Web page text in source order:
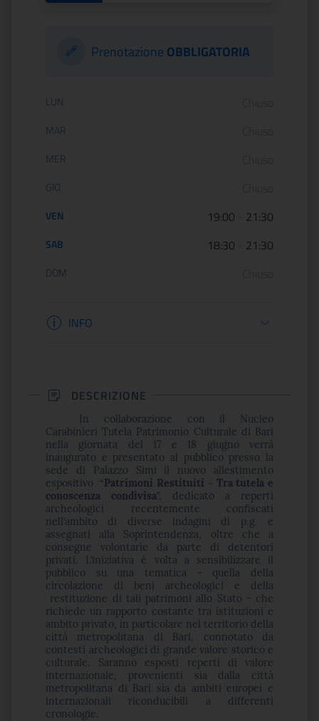
Prenotazione OBBLIGATORIA
Orario di apertura:
LUN
MAR
MER
GIO
VEN 19:00 21:30
SAB 18:30 21:30
DOM
Informazioni apertura
INFO
DESCRIZIONE
In collaborazione con il Nucleo
Carabinieri Tutela Patrimonio Culturale di Bari
nella giornata del 17 e 18 giugno verrà
inaugurato e presentato al pubblico presso la
sede di Palazzo Simi il nuovo allestimento
espositivo “Patrimoni Restituiti - Tra tutela e
conoscenza condivisa”, dedicato a reperti
archeologici recentemente confiscati
nell’ambito di diverse indagini di p.g. e
assegnati alla Soprintendenza, oltre che a
consegne volontarie da parte di detentori
privati. L’iniziativa è volta a sensibilizzare il
pubblico su una tematica - quella della
circolazione di beni archeologici e della
restituzione di tali patrimoni allo Stato - che
richiede un rapporto costante tra istituzioni e
ambito privato, in particolare nel territorio della
città metropolitana di Bari, connotato da
contesti archeologici di grande valore storico e
culturale. Saranno esposti reperti di valore
internazionale, provenienti sia dalla città
metropolitana di Bari sia da ambiti europei e
internazionali riconducibili a differenti
cronologie.